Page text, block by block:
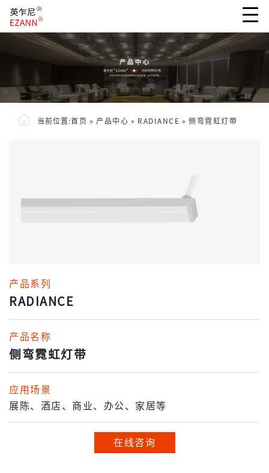
当前位置:首页 » 产品中心 » RADIANCE » 侧弯霓虹灯带
产品系列
RADIANCE
产品名称
侧弯霓虹灯带
应用场景
展陈、酒店、商业、办公、家居等
在线咨询